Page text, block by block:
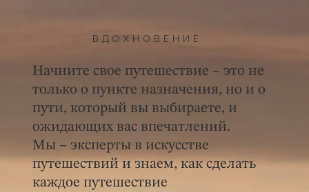
ВДОХНОВЕНИЕ
Начните свое путешествие – это не
только о пункте назначения, но и о
пути, который вы выбираете, и
ожидающих вас впечатлений.
Мы – эксперты в искусстве
путешествий и знаем, как сделать
каждое путешествие